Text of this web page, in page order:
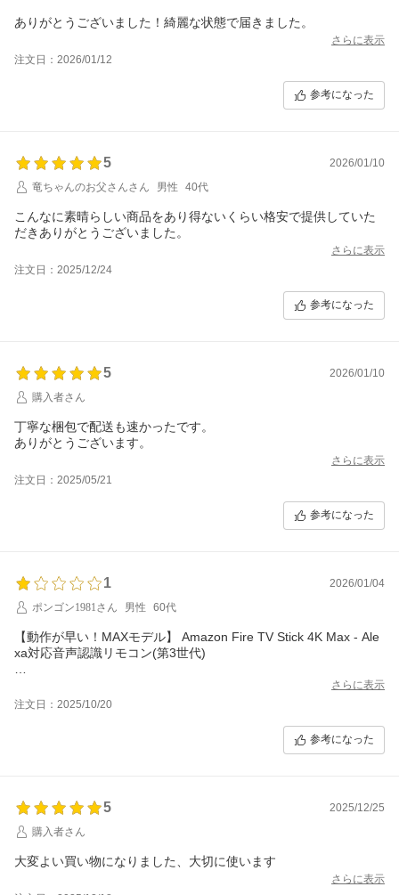
ありがとうございました！綺麗な状態で届きました。
さらに表示
注文日：2026/01/12
参考になった
5
2026/01/10
竜ちゃんのお父さんさん
男性 40代
こんなに素晴らしい商品をあり得ないくらい格安で提供していた
だきありがとうございました。
さらに表示
注文日：2025/12/24
参考になった
5
2026/01/10
購入者さん
丁寧な梱包で配送も速かったです。
ありがとうございます。
さらに表示
注文日：2025/05/21
参考になった
1
2026/01/04
ポンゴン1981さん
男性 60代
【動作が早い！MAXモデル】 Amazon Fire TV Stick 4K Max - Ale
xa対応音声認識リモコン(第3世代)
ということで購入しましたが、商品はAmazon Fire TV Stick 4K M
ax (第1世代)を第3世代と偽り販売しています。
知っていながら商品を販売しているので、詐欺行為に値します。
さらに表示
注文日：2025/10/20
参考になった
5
2025/12/25
購入者さん
大変よい買い物になりました、大切に使います
さらに表示